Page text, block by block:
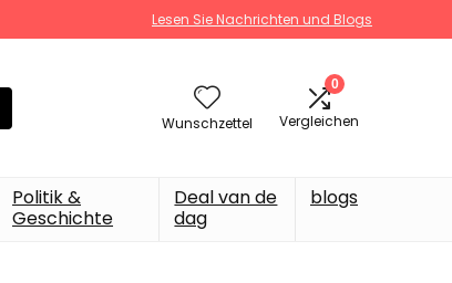
Lesen Sie Nachrichten und Blogs
Wunschzettel
0
Vergleichen
Politik &
Geschichte
Deal van de
dag
blogs